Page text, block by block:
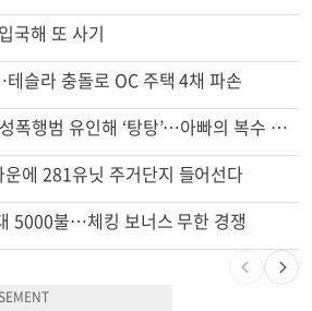
국해 또 사기
슬라 충돌로 OC 주택 4채 파손
“내 딸 건드렸지” 성폭행범 유인해 ‘탕탕’…아빠의 복수 결말
에 281유닛 주거단지 들어선다
5000불…체킹 보너스 무한 경쟁